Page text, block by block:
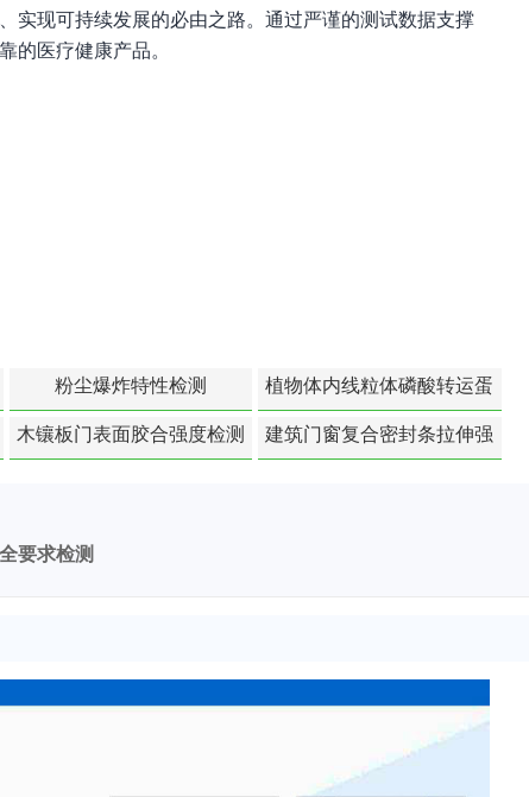
实现可持续发展的必由之路。通过严谨的测试数据支撑
的医疗健康产品。
粉尘爆炸特性检测
植物体内线粒体磷酸转运蛋
白活性检测
木镶板门表面胶合强度检测
建筑门窗复合密封条拉伸强
要求检测